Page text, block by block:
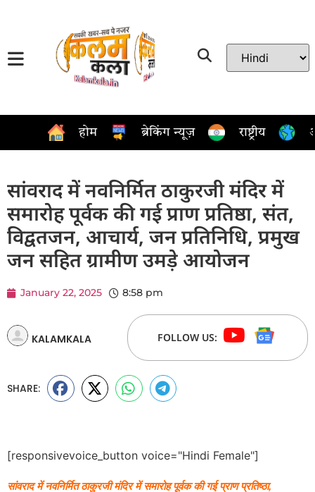
होम ब्रेकिंग न्यूज़ राष्ट्रीय
सांवराद में नवनिर्मित ठाकुरजी मंदिर में
समारोह पूर्वक की गई प्राण प्रतिष्ठा, संत,
विद्वतजन, आचार्य, जन प्रतिनिधि, प्रमुख
जन सहित ग्रामीण उमड़े आयोजन
January 22, 2025 8:58 pm
KALAMKALA FOLLOW US:
SHARE:
[responsivevoice_button voice="Hindi Female"]
सांवराद में नवनिर्मित ठाकुरजी मंदिर में समारोह पूर्वक की गई प्राण प्रतिष्ठा,